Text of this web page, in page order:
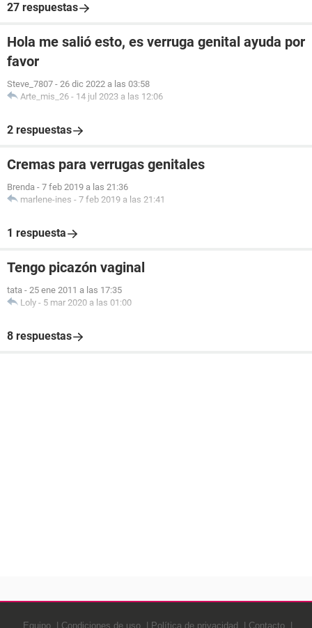
27 respuestas
Hola me salió esto, es verruga genital ayuda por
favor
Steve_7807 - 26 dic 2022 a las 03:58
Arte_mis_26 - 14 jul 2023 a las 12:06
2 respuestas
Cremas para verrugas genitales
Brenda - 7 feb 2019 a las 21:36
marlene-ines - 7 feb 2019 a las 21:41
1 respuesta
Tengo picazón vaginal
tata - 25 ene 2011 a las 17:35
Loly - 5 mar 2020 a las 01:00
8 respuestas
Equipo Condiciones de uso Política de privacidad Contacto